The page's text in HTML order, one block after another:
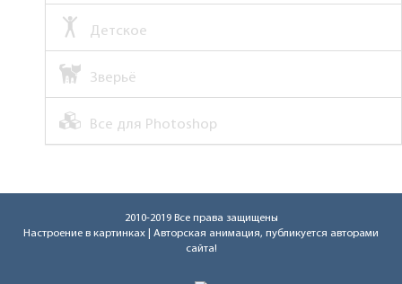
Детское
Зверьё
Все для Photoshop
2010-2019 Все права защищены
Настроение в картинках | Авторская анимация, публикуется авторами
сайта!